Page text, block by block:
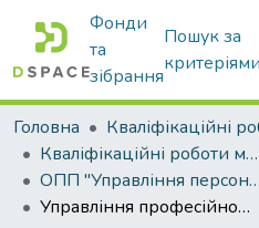
Фонди
та
зібрання
Пошук за
критеріями
Головна
Кваліфікаційні
Кваліфікаційні роботи магістрів
ОПП "Управління персоналом"
Управління професійною самореалізацією працівників організації